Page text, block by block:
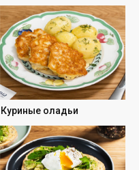
Куриные оладьи